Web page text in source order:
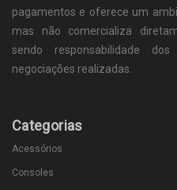
pagamentos e oferece um
mas não comercializa
sendo responsabilidade
negociações realizadas.
Categorias
Acessórios
Consoles